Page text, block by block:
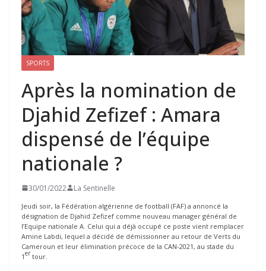
SPORTS
Après la nomination de
Djahid Zefizef : Amara
dispensé de l’équipe
nationale ?
30/01/2022 La Sentinelle
Jeudi soir, la Fédération algérienne de football (FAF) a annoncé la
désignation de Djahid Zefizef comme nouveau manager général de
l’Equipe nationale A. Celui qui a déjà occupé ce poste vient remplacer
Amine Labdi, lequel a décidé de démissionner au retour de Verts du
Cameroun et leur élimination précoce de la CAN-2021, au stade du
1er tour.